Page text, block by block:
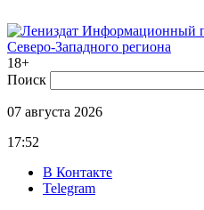
Информационный
Северо-Западного региона
18+
Поиск
07 августа 2026
17:52
В Контакте
Telegram